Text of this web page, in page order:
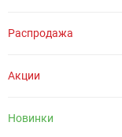
Распродажа
Акции
Новинки